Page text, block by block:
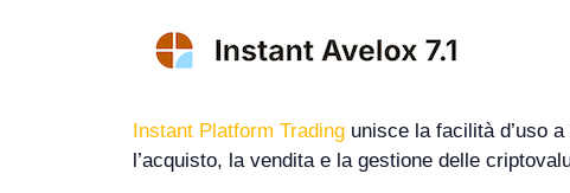
Instant Platform Trading unisce la facilità d’uso
l’acquisto, la vendita e la gestione delle